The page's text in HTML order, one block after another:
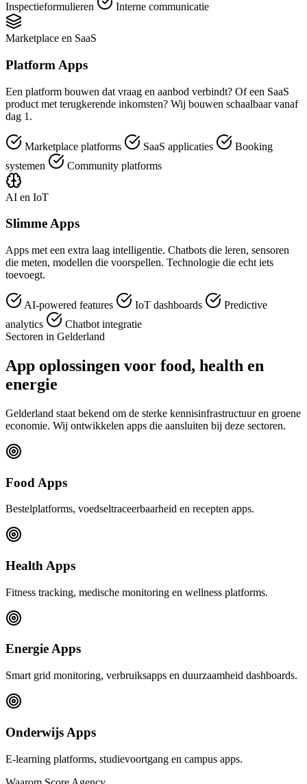
Inspectieformulieren
Interne communicatie
Marketplace en SaaS
Platform Apps
Een platform bouwen dat vraag en aanbod verbindt? Of een SaaS
product met terugkerende inkomsten? Wij bouwen schaalbaar vanaf
dag 1.
Marketplace platforms SaaS applicaties
Booking
systemen
Community platforms
AI en IoT
Slimme Apps
Apps met een extra laag intelligentie. Chatbots die leren, sensoren
die meten, modellen die voorspellen. Technologie die echt iets
toevoegt.
AI-powered features IoT dashboards
Predictive
analytics
Chatbot integratie
Sectoren in Gelderland
App oplossingen voor food, health en
energie
Gelderland staat bekend om de sterke kennisinfrastructuur en groene
economie. Wij ontwikkelen apps die aansluiten bij deze sectoren.
Food Apps
Bestelplatforms, voedseltraceerbaarheid en recepten apps.
Health Apps
Fitness tracking, medische monitoring en wellness platforms.
Energie Apps
Smart grid monitoring, verbruiksapps en duurzaamheid dashboards.
Onderwijs Apps
E-learning platforms, studievoortgang en campus apps.